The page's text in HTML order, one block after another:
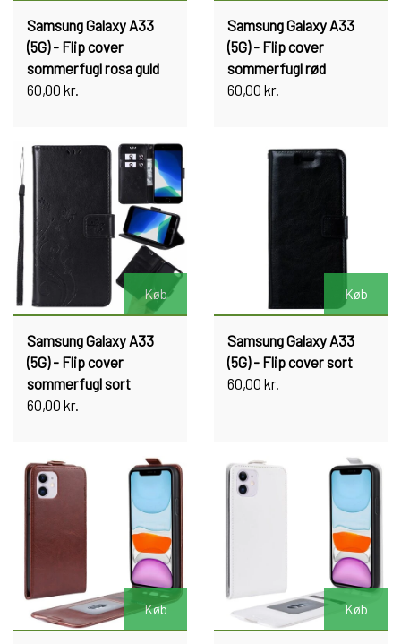
Samsung Galaxy A33
(5G) - Flip cover
sommerfugl rosa guld
60,00 kr.
Samsung Galaxy A33
(5G) - Flip cover
sommerfugl rød
60,00 kr.
Køb
Samsung Galaxy A33
(5G) - Flip cover
sommerfugl sort
60,00 kr.
Køb
Samsung Galaxy A33
(5G) - Flip cover sort
60,00 kr.
Køb Køb